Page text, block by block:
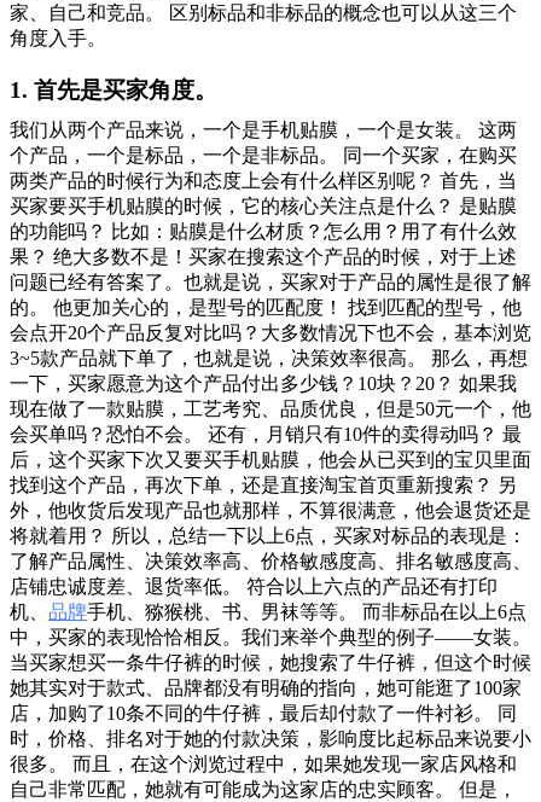
家、自己和竞品。 区别标品和非标品的概念也可以从这三个
角度入手。
1. 首先是买家角度。
我们从两个产品来说，一个是手机贴膜，一个是女装。 这两
个产品，一个是标品，一个是非标品。 同一个买家，在购买
两类产品的时候行为和态度上会有什么样区别呢？ 首先，当
买家要买手机贴膜的时候，它的核心关注点是什么？ 是贴膜
的功能吗？ 比如：贴膜是什么材质？怎么用？用了有什么效
果？ 绝大多数不是！买家在搜索这个产品的时候，对于上述
问题已经有答案了。也就是说，买家对于产品的属性是很了解
的。 他更加关心的，是型号的匹配度！ 找到匹配的型号，他
会点开20个产品反复对比吗？大多数情况下也不会，基本浏览
3~5款产品就下单了，也就是说，决策效率很高。 那么，再想
一下，买家愿意为这个产品付出多少钱？10块？20？ 如果我
现在做了一款贴膜，工艺考究、品质优良，但是50元一个，他
会买单吗？恐怕不会。 还有，月销只有10件的卖得动吗？ 最
后，这个买家下次又要买手机贴膜，他会从已买到的宝贝里面
找到这个产品，再次下单，还是直接淘宝首页重新搜索？ 另
外，他收货后发现产品也就那样，不算很满意，他会退货还是
将就着用？ 所以，总结一下以上6点，买家对标品的表现是：
了解产品属性、决策效率高、价格敏感度高、排名敏感度高、
店铺忠诚度差、退货率低。 符合以上六点的产品还有打印
机、 品牌手机、猕猴桃、书、男袜等等。 而非标品在以上6点
中，买家的表现恰恰相反。我们来举个典型的例子——女装。
当买家想买一条牛仔裤的时候，她搜索了牛仔裤，但这个时候
她其实对于款式、品牌都没有明确的指向，她可能逛了100家
店，加购了10条不同的牛仔裤，最后却付款了一件衬衫。 同
时，价格、排名对于她的付款决策，影响度比起标品来说要小
很多。 而且，在这个浏览过程中，如果她发现一家店风格和
自己非常匹配，她就有可能成为这家店的忠实顾客。 但是，